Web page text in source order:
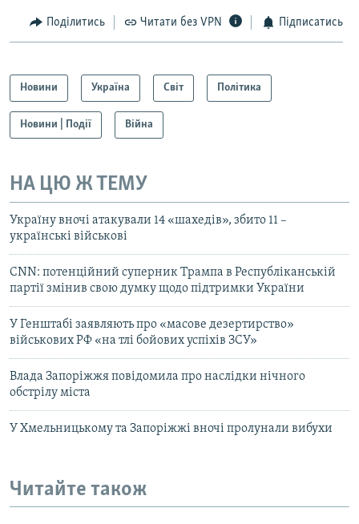
Поділитись Читати без VPN Підписатись
Новини Україна Світ Політика
Новини | Події Війна
НА ЦЮ Ж ТЕМУ
Україну вночі атакували 14 «шахедів», збито 11 –
українські військові
CNN: потенційний суперник Трампа в Республіканській
партії змінив свою думку щодо підтримки України
У Генштабі заявляють про «масове дезертирство»
військових РФ «на тлі бойових успіхів ЗСУ»
Влада Запоріжжя повідомила про наслідки нічного
обстрілу міста
У Хмельницькому та Запоріжжі вночі пролунали вибухи
Читайте також